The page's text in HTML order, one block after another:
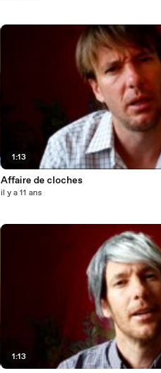
1:13
Affaire de cloches
il y a 11 ans
1:13